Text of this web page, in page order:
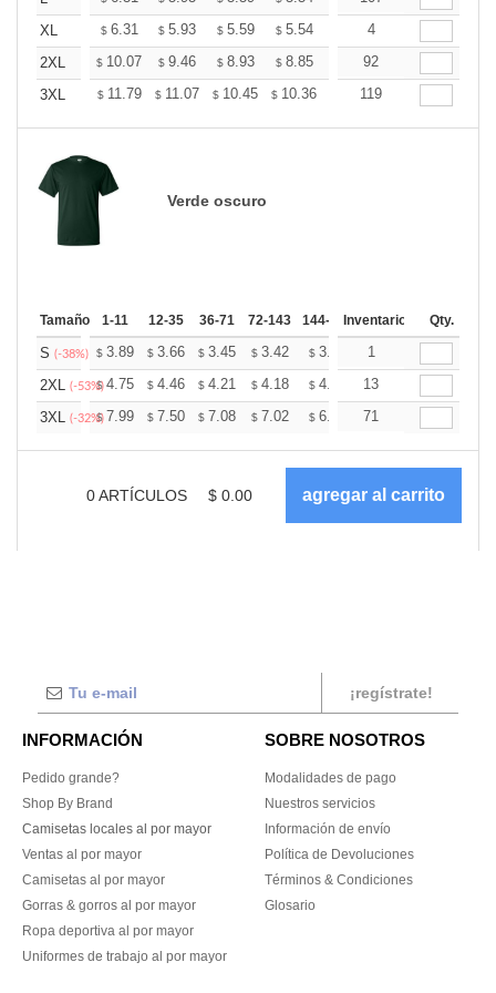
XL
$ 6.31 $ 5.93 $ 5.59 $ 5.54 5.454
2XL
$ 10.07 $ 9.46 $ 8.93 $ 8.85 8.7092
3XL
$ 11.79 $ 11.07 $ 10.45 $ 10.36 10.18
119
Verde oscuro
Tamaño 1-11 12-35 36-71 72-143 144-287 288 + Más
Inventario Qty.
S (-38%) $ 3.89 $ 3.66 $ 3.45 $ 3.42 $ 3.36 $
1
2XL (-53%)
$4.75 $ 4.46 $ 4.21 $ 4.18 $ 4.10 $4.07
13
3XL (-32%)
$7.99 $ 7.50 $ 7.08 $ 7.02 $ 6.90 $6.84
71
0ARTÍCULOS $ 0.00
¡regístrate!
INFORMACIÓN
Pedido grande?
Shop By Brand
Camisetas locales al por mayor
Ventas al por mayor
Camisetas al por mayor
Gorras & gorros al por mayor
Ropa deportiva al por mayor
Uniformes de trabajo al por mayor
SOBRE NOSOTROS
Modalidades de pago
Nuestros servicios
Información de envío
Política de Devoluciones
Términos & Condiciones
Glosario